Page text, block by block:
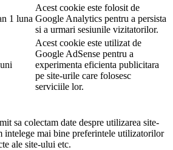
1 luna
Acest cookie este folosit de
Google Analytics pentru a persista
si a urmari sesiunile vizitatorilor.
Acest cookie este utilizat de
Google AdSense pentru a
experimenta eficienta publicitara
pe site-urile care folosesc
serviciile lor.
sa colectam date despre utilizarea site-
intelege mai bine preferintele utilizatorilor
ale site-ului etc.